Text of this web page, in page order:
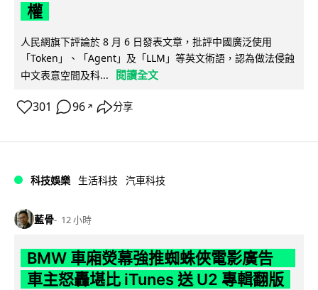
權
人民網旗下評論於 8 月 6 日發表文章，批評中國廣泛使用
「Token」、「Agent」及「LLM」等英文術語，認為做法侵蝕
中文表意空間及科...
閱讀全文
301 96 ↗ 分享
科技娛樂 生活科技 汽車科技
藍骨 12 小時
BMW 車廂熒幕強推蜘蛛俠電影廣告
車主怒轟堪比 iTunes 送 U2 專輯翻版